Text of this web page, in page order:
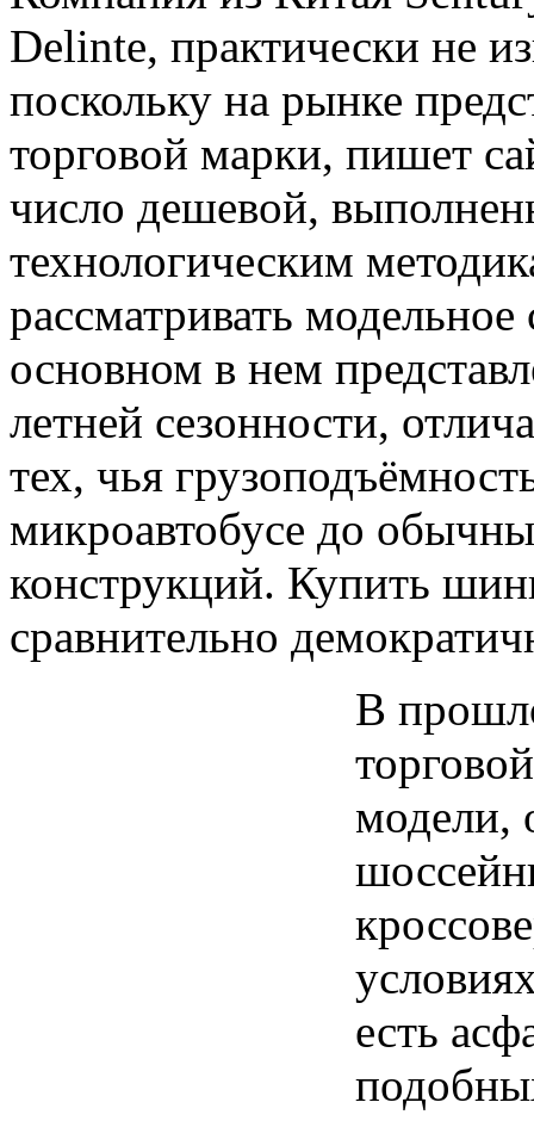
Delinte, практически не
поскольку на рынке
торговой марки, пишет
число дешевой,
технологическим
рассматривать
основном в нем
летней сезонности,
тех, чья
микроавтобусе до
конструкций. Купить
сравнительно
В
модели,
есть